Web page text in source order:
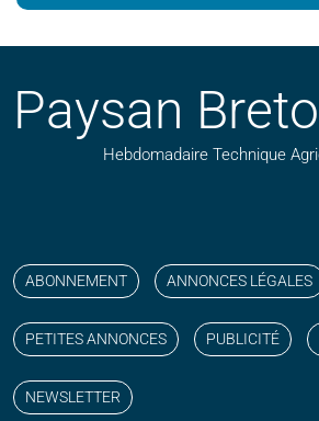
Paysan
Hebdomadaire Technique
ABONNEMENT ANNONCES LÉGALES
PETITES ANNONCES PUBLICITÉ
NEWSLETTER